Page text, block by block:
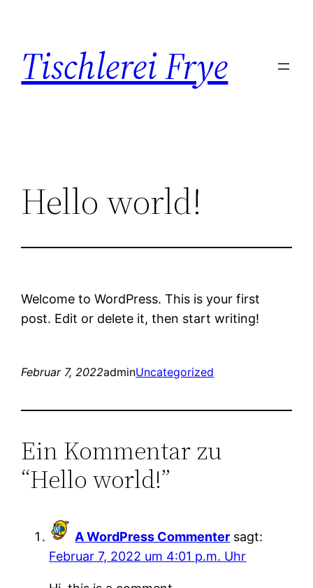
springen
Tischlerei Frye
Hello world!
Welcome to WordPress. This is your first
post. Edit or delete it, then start writing!
Februar 7, 2022adminUncategorized
Ein Kommentar zu
“Hello world!”
A WordPress Commenter sagt:
Februar 7, 2022 um 4:01 p.m. Uhr